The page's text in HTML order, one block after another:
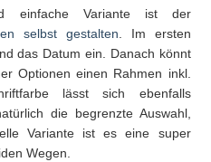
einfache Variante ist der
selbst gestalten . Im ersten
das Datum ein. Danach könnt
Optionen einen Rahmen inkl.
lässt sich ebenfalls
die begrenzte Auswahl,
Variante ist es eine super
Wegen.